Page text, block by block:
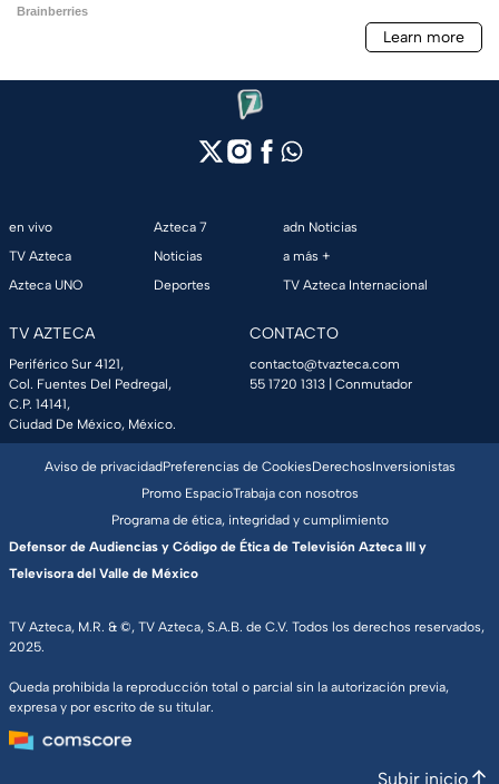
en vivo
TV Azteca
Azteca UNO
Azteca 7
Noticias
Deportes
adn Noticias
a más +
TV Azteca Internacional
TV AZTECA
Periférico Sur 4121,
Col. Fuentes Del Pedregal,
C.P. 14141,
Ciudad De México, México.
CONTACTO
contacto@tvazteca.com
55 1720 1313 | Conmutador
TV Azteca, M.R. & ©, TV Azteca, S.A.B. de C.V. Todos los derechos reservados,
2025.
Queda prohibida la reproducción total o parcial sin la autorización previa,
expresa y por escrito de su titular.
Aviso de privacidadPreferencias de CookiesDerechosInversionistas
Promo EspacioTrabaja con nosotros
Programa de ética, integridad y cumplimiento
Defensor de Audiencias y Código de Ética de Televisión Azteca III y
Televisora del Valle de México
Subir inicio